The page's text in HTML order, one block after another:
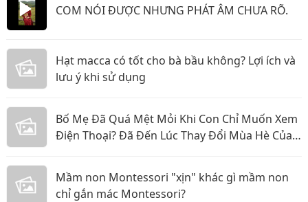
COM NÓI ĐƯỢC NHƯNG PHÁT ÂM CHƯA RÕ.
Hạt macca có tốt cho bà bầu không? Lợi ích và
lưu ý khi sử dụng
Bố Mẹ Đã Quá Mệt Mỏi Khi Con Chỉ Muốn Xem
Điện Thoại? Đã Đến Lúc Thay Đổi Mùa Hè Của
Mầm non Montessori "xịn" khác gì mầm non
chỉ gắn mác Montessori?